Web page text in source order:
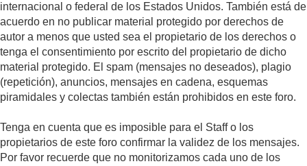
internacional o federal de los Estados Unidos. También está de
acuerdo en no publicar material protegido por derechos de
autor a menos que usted sea el propietario de los derechos o
tenga el consentimiento por escrito del propietario de dicho
material protegido. El spam (mensajes no deseados), plagio
(repetición), anuncios, mensajes en cadena, esquemas
piramidales y colectas también están prohibidos en este foro.
Tenga en cuenta que es imposible para el Staff o los
propietarios de este foro confirmar la validez de los mensajes.
Por favor recuerde que no monitorizamos cada uno de los